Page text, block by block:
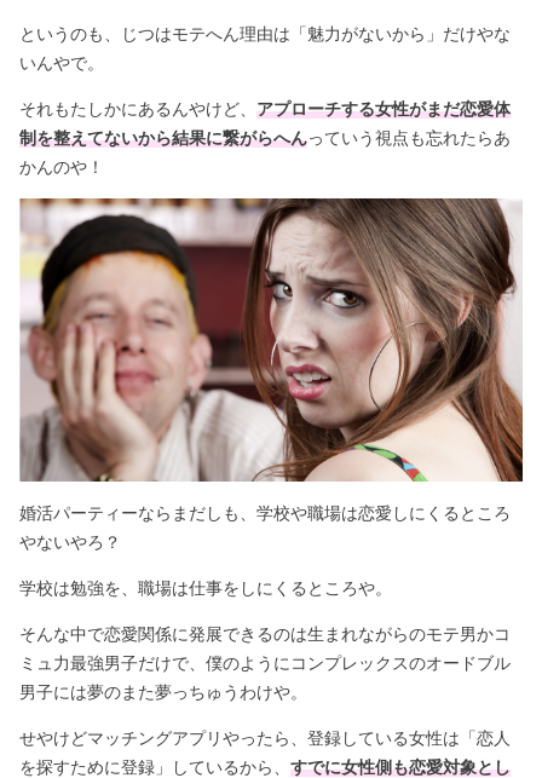
というのも、じつはモテへん理由は「魅力がないから」だけやな
いんやで。
それもたしかにあるんやけど、アプローチする女性がまだ恋愛体
制を整えてないから結果に繋がらへんっていう視点も忘れたらあ
かんのや！
婚活パーティーならまだしも、学校や職場は恋愛しにくるところ
やないやろ？
学校は勉強を、職場は仕事をしにくるところや。
そんな中で恋愛関係に発展できるのは生まれながらのモテ男かコ
ミュ力最強男子だけで、僕のようにコンプレックスのオードブル
男子には夢のまた夢っちゅうわけや。
せやけどマッチングアプリやったら、登録している女性は「恋人
を探すために登録」しているから、すでに女性側も恋愛対象とし